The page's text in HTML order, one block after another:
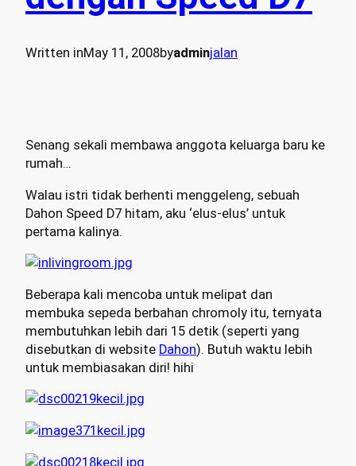
Written inMay 11, 2008byadminjalan
Senang sekali membawa anggota keluarga baru ke
rumah…
Walau istri tidak berhenti menggeleng, sebuah
Dahon Speed D7 hitam, aku ‘elus-elus’ untuk
pertama kalinya.
Beberapa kali mencoba untuk melipat dan
membuka sepeda berbahan chromoly itu, ternyata
membutuhkan lebih dari 15 detik (seperti yang
disebutkan di website Dahon). Butuh waktu lebih
untuk membiasakan diri! hihi